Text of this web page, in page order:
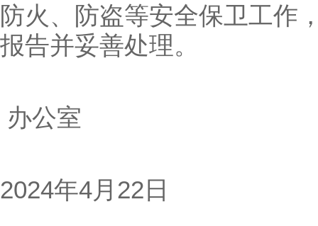
防火、防盗等安全保卫工作
报告并妥善处理。
办公室
2024年4月22日